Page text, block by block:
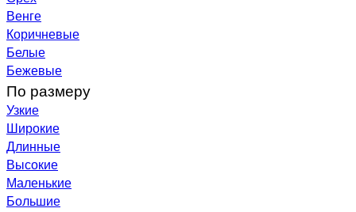
Венге
Коричневые
Белые
Бежевые
По размеру
Узкие
Широкие
Длинные
Высокие
Маленькие
Большие